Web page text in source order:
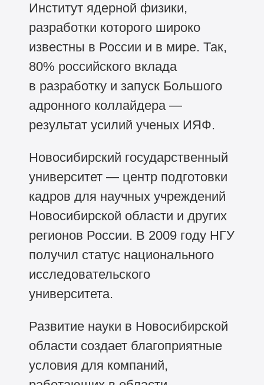
Институт ядерной физики,
разработки которого широко
известны в России и в мире. Так,
80% российского вклада
в разработку и запуск Большого
адронного коллайдера —
результат усилий ученых ИЯФ.
Новосибирский государственный
университет — центр подготовки
кадров для научных учреждений
Новосибирской области и других
регионов России. В 2009 году НГУ
получил статус национального
исследовательского
университета.
Развитие науки в Новосибирской
области создает благоприятные
условия для компаний,